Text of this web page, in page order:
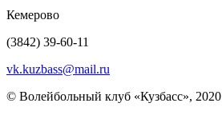
Кемерово
(3842) 39-60-11
vk.kuzbass@mail.ru
© Волейбольный клуб «Кузбасс», 2020